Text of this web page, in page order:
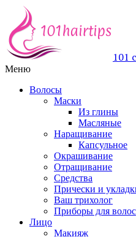
101
Меню
Волосы
Маски
Из глины
Масляные
Наращивание
Капсульное
Окрашивание
Отращивание
Средства
Прически и
Ваш трихолог
Приборы для волос
Лицо
Макияж